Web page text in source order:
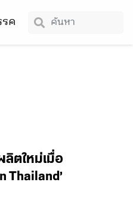
ค
ลิตใหม่เมื่อ
Thailand’